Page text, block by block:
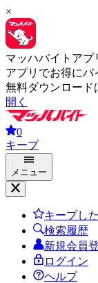
×
マッハバイトアプ
アプリでお得にバ
無料ダウンロード
開く
0
キープ
メニュー
キープし
検索履歴
新規会員
ログイン
ヘルプ